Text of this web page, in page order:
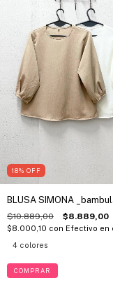
18% OFF
BLUSA SIMONA
$10.889,00 $8.889,00
$8.000,10 con Efectivo en
4 colores
COMPRAR